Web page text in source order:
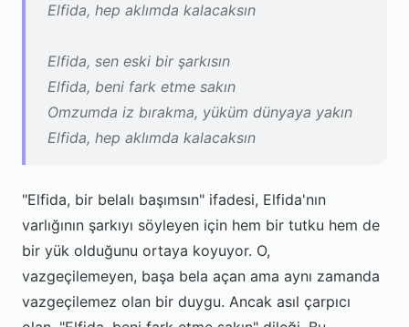
Elfida, hep aklımda kalacaksın
Elfida, sen eski bir şarkısın
Elfida, beni fark etme sakın
Omzumda iz bırakma, yüküm dünyaya yakın
Elfida, hep aklımda kalacaksın
"Elfida, bir belalı başımsın" ifadesi, Elfida'nın
varlığının şarkıyı söyleyen için hem bir tutku hem de
bir yük olduğunu ortaya koyuyor. O,
vazgeçilemeyen, başa bela açan ama aynı zamanda
vazgeçilemez olan bir duygu. Ancak asıl çarpıcı